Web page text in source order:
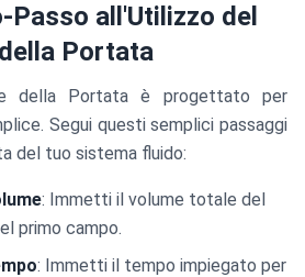
Passo all'Utilizzo del
Portata
della Portata è progettato per
Segui questi semplici passaggi
del tuo sistema fluido:
: Immetti il volume totale del
primo campo.
: Immetti il tempo impiegato per